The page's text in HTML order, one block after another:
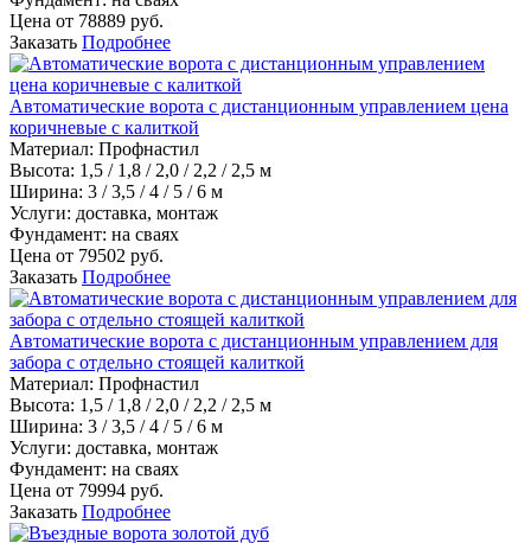
Цена от 78889 руб.
Заказать Подробнее
Автоматические ворота с дистанционным управлением цена
коричневые с калиткой
Материал: Профнастил
Высота: 1,5 / 1,8 / 2,0 / 2,2 / 2,5 м
Ширина: 3 / 3,5 / 4 / 5 / 6 м
Услуги: доставка, монтаж
Фундамент: на сваях
Цена от 79502 руб.
Заказать Подробнее
Автоматические ворота с дистанционным управлением для
забора с отдельно стоящей калиткой
Материал: Профнастил
Высота: 1,5 / 1,8 / 2,0 / 2,2 / 2,5 м
Ширина: 3 / 3,5 / 4 / 5 / 6 м
Услуги: доставка, монтаж
Фундамент: на сваях
Цена от 79994 руб.
Заказать Подробнее